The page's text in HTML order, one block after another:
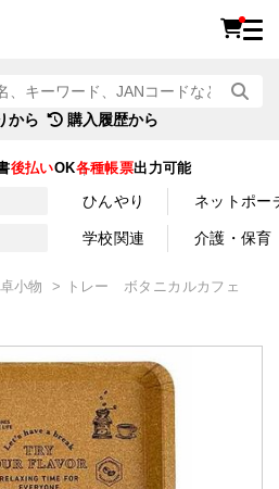
から 購入履歴から
後払いOK各種帳票出力可能
ひんやり ネットポー
学校関連 介護・保育
小物 トレー ボタニカルカフェ